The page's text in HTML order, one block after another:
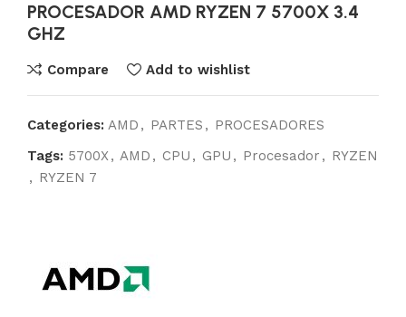
PROCESADOR AMD RYZEN 7 5700X 3.4
GHZ
Compare Add to wishlist
Categories: AMD , PARTES , PROCESADORES
Tags: 5700X, AMD , CPU , GPU , Procesador , RYZEN
, RYZEN 7